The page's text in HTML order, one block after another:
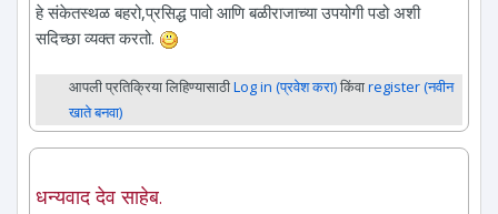
हे संकेतस्थळ बहरो,प्रसिद्ध पावो आणि बळीराजाच्या उपयोगी पडो अशी
सदिच्छा व्यक्त करतो.
आपली प्रतिक्रिया लिहिण्यासाठीLog in (प्रवेश करा)किंवाregister (नवीन
खाते बनवा)
धन्यवाद देव साहेब.